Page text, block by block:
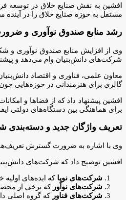
افشین به نقش صنایع خلاق در توسعه
مستقل به حوزه صنایع خلاق را در آینده
رشد منابع صندوق نوآوری و
شرکت‌های دانش‌بنیان وام می‌دهد و
معاون علمی، فناوری و اقتصاد
گالری برای هنرمندانی در حوزه‌هایی
افشین پیشنهاد داد که از فضاها و
برای هماهنگی بین دستگاه‌های دولتی
تعریف واژگان جدید و دسته‌بندی
وی با اشاره به ضرورت گسترش تعریف‌ها
افشین توضیح داد که شرکت‌های
شرکت‌های نوپا که ایده‌های اولیه
شرکت‌های نوآور که برخی از
شرکت‌های فناور که گروه اصلی دانش‌بنیان‌ها را